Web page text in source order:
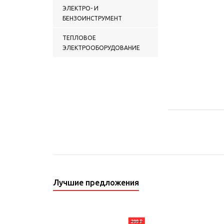
ЭЛЕКТРО- И
БЕНЗОИНСТРУМЕНТ
ТЕПЛОВОЕ
ЭЛЕКТРООБОРУДОВАНИЕ
Лучшие предложения